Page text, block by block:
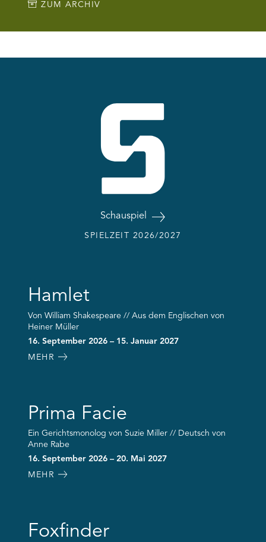
ZUM ARCHIV
Schauspiel
SPIELZEIT 2026/2027
Hamlet
Von William Shakespeare // Aus dem Englischen von
Heiner Müller
16. September 2026 – 15. Januar 2027
MEHR
Prima Facie
Ein Gerichtsmonolog von Suzie Miller // Deutsch von
Anne Rabe
16. September 2026 – 20. Mai 2027
MEHR
Foxfinder